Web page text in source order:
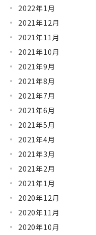
2022年1月
2021年12月
2021年11月
2021年10月
2021年9月
2021年8月
2021年7月
2021年6月
2021年5月
2021年4月
2021年3月
2021年2月
2021年1月
2020年12月
2020年11月
2020年10月